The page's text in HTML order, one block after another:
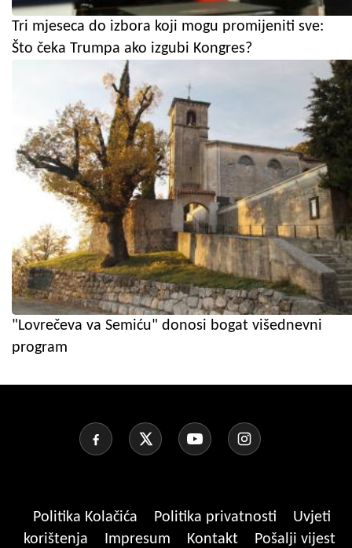
Tri mjeseca do izbora koji mogu promijeniti sve:
Što čeka Trumpa ako izgubi Kongres?
"Lovrečeva va Semiću" donosi bogat višednevni
program
Politika Kolačića Politika privatnosti
Uvjeti
korištenja
Impresum Kontakt
Pošalji vijest